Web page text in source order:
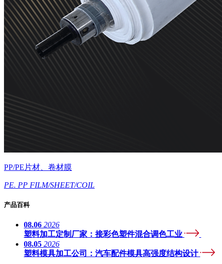
PP/PE片材、卷材膜
PE. PP FILM/SHEET/COIL
产品百科
08.06 2026
塑料加工定制厂家：接彩色塑件混合调色工业
08.05 2026
塑料模具加工公司：汽车配件模具高强度结构设计